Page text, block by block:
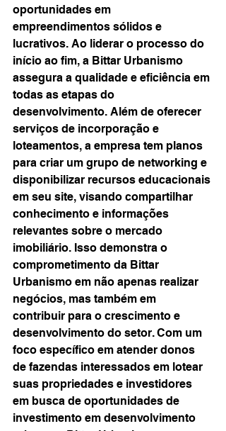
oportunidades em
empreendimentos sólidos e
lucrativos. Ao liderar o processo do
início ao fim, a Bittar Urbanismo
assegura a qualidade e eficiência em
todas as etapas do
desenvolvimento. Além de oferecer
serviços de incorporação e
loteamentos, a empresa tem planos
para criar um grupo de networking e
disponibilizar recursos educacionais
em seu site, visando compartilhar
conhecimento e informações
relevantes sobre o mercado
imobiliário. Isso demonstra o
comprometimento da Bittar
Urbanismo em não apenas realizar
negócios, mas também em
contribuir para o crescimento e
desenvolvimento do setor. Com um
foco específico em atender donos
de fazendas interessados em lotear
suas propriedades e investidores
em busca de oportunidades de
investimento em desenvolvimento